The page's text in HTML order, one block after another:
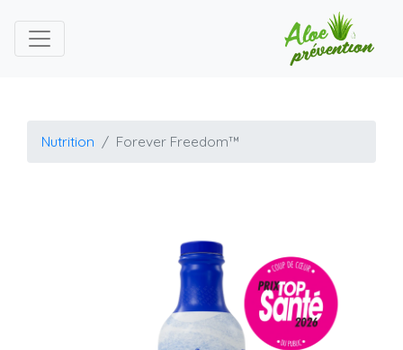
Nutrition Forever Freedom™